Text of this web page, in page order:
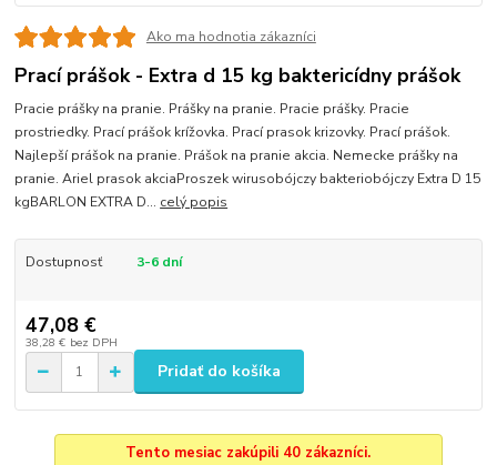
Ako ma hodnotia zákazníci
Prací prášok - Extra d 15 kg baktericídny prášok
Pracie prášky na pranie. Prášky na pranie. Pracie prášky. Pracie
prostriedky. Prací prášok krížovka. Prací prasok krizovky. Prací prášok.
Najlepší prášok na pranie. Prášok na pranie akcia. Nemecke prášky na
pranie. Ariel prasok akciaProszek wirusobójczy bakteriobójczy Extra D 15
kgBARLON EXTRA D... celý popis
Dostupnosť 3-6 dní
47,08 €
38,28 € bez DPH
Pridať do košíka
Tento mesiac zakúpili 40 zákazníci.